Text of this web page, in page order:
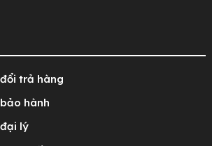
trả hàng
hành
lý